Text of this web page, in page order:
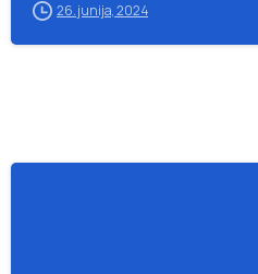
26. junija, 2024